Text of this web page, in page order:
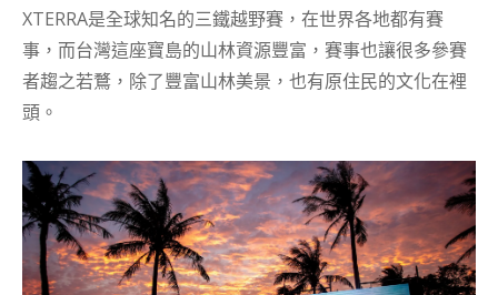
XTERRA是全球知名的三鐵越野賽，在世界各地都有賽
事，而台灣這座寶島的山林資源豐富，賽事也讓很多參賽
者趨之若鶩，除了豐富山林美景，也有原住民的文化在裡
頭。